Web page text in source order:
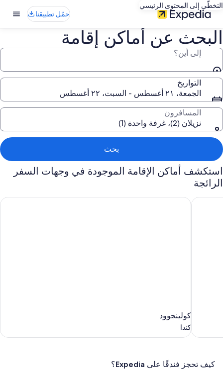
التخطّي إلى المحتوى الرئيسي
حمّل تطبيقنا
البحث عن أماكن إقامة
إلى أين؟
التواريخ
الجمعة، ٢١ أغسطس - السبت، ٢٢ أغسطس
المسافرون
نزيلان (2)، غرفة واحدة (1)
بحث
استكشف أماكن الإقامة الموجودة في وجهات السفر
الرائجة
كولينجوود
كندا
كولينجوود
كندا
كولينجوود
كيف تحجز فندقًا على Expedia؟